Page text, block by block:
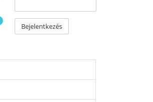
Bejelentkezés